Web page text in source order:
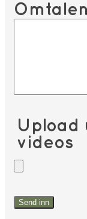
Upload
videos